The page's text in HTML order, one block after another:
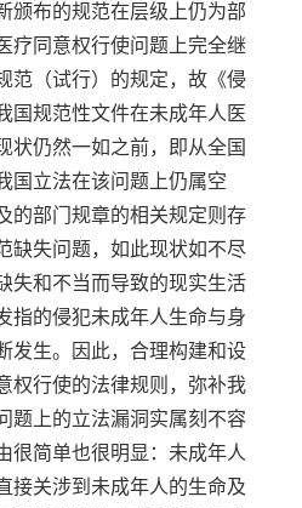
颁布的规范在层级上仍为部
疗同意权行使问题上完全继
范（试行）的规定，故《侵
国规范性文件在未成年人医
状仍然一如之前，即从全国
国立法在该问题上仍属空
的部门规章的相关规定则存
缺失问题，如此现状如不尽
失和不当而导致的现实生活
指的侵犯未成年人生命与身
发生。因此，合理构建和设
权行使的法律规则，弥补我
题上的立法漏洞实属刻不容
很简单也很明显：未成年人
接关涉到未成年人的生命及